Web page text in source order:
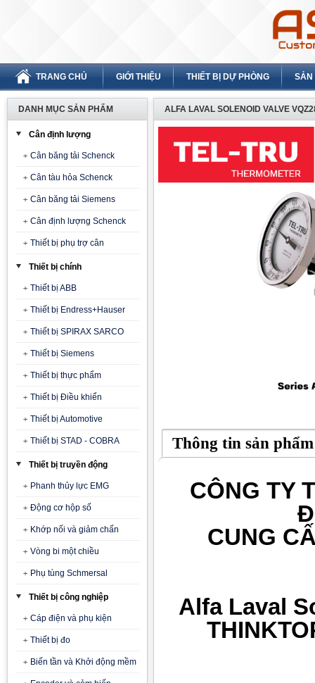
TRANG CHỦ GIỚI THIỆU THIẾT BỊ DỰ PHÒNG SẢN
DANH MỤC SẢN PHẨM
Cân định lượng
Cân băng tải Schenck
Cân tàu hỏa Schenck
Cân băng tải Siemens
Cân định lượng Schenck
Thiết bị phụ trợ cân
Thiết bị chính
Thiết bị ABB
Thiết bị Endress+Hauser
Thiết bị SPIRAX SARCO
Thiết bị Siemens
Thiết bị thực phẩm
Thiết bị Điều khiển
Thiết bị Automotive
Thiết bị STAD - COBRA
Thiết bị truyền động
Phanh thủy lực EMG
Động cơ hộp số
Khớp nối và giảm chấn
Vòng bi một chiều
Phụ tùng Schmersal
Thiết bị công nghiệp
Cáp điện và phụ kiện
Thiết bị đo
Biến tần và Khởi động mềm
ALFA LAVAL SOLENOID VALVE
Thông tin sản phẩm
CÔNG TY
CUNG
Alfa Laval